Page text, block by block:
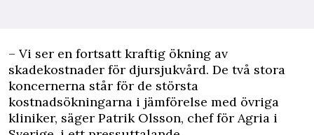
– Vi ser en fortsatt kraftig ökning av
skadekostnader för djursjukvård. De två stora
koncernerna står för de största
kostnadsökningarna i jämförelse med övriga
kliniker, säger Patrik Olsson, chef för Agria i